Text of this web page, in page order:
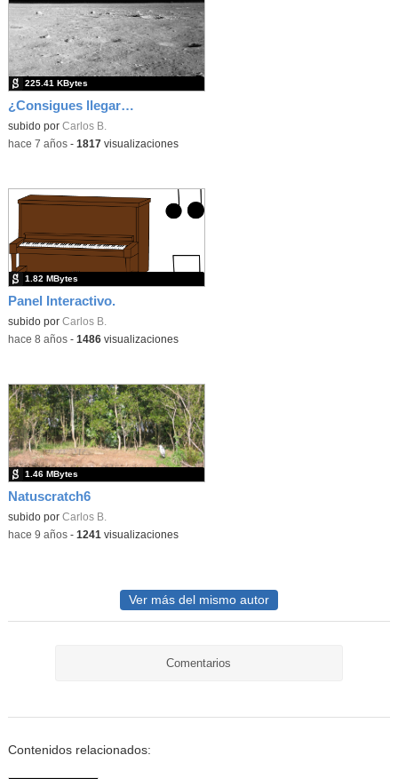
¿Consigues llegar a 50 puntos?
subido por Carlos B.
225.41 KBytes
-hace 7 años- 1817visualizaciones
Panel Interactivo.
subido por Carlos B.
1.82 MBytes
-hace 8 años- 1486visualizaciones
Natuscratch6
subido por Carlos B.
1.46 MBytes
-hace 9 años- 1241 visualizaciones
Ver más del mismo autor
Comentarios
Contenidos relacionados: